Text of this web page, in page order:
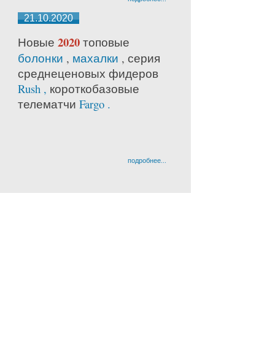
21.10.2020
Новые 2020 топовые
болонки , махалки , серия
среднеценовых фидеров
Rush , короткобазовые
телематчи Fargo .
подробнее...